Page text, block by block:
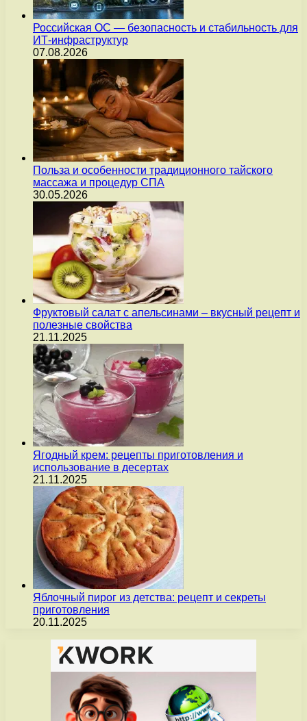
Российская ОС — безопасность и стабильность для
ИТ-инфраструктур
07.08.2026
Польза и особенности традиционного тайского
массажа и процедур СПА
30.05.2026
Фруктовый салат с апельсинами – вкусный рецепт и
полезные свойства
21.11.2025
Ягодный крем: рецепты приготовления и
использование в десертах
21.11.2025
Яблочный пирог из детства: рецепт и секреты
приготовления
20.11.2025